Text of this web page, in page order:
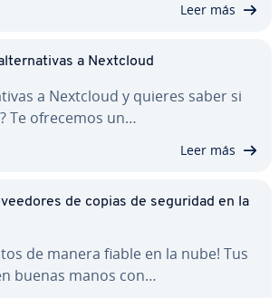
Leer más
a Nextcloud
a Nextcloud y quieres saber si
Te ofrecemos un…
Leer más
de copias de seguridad en la
de manera fiable en la nube! Tus
buenas manos con…